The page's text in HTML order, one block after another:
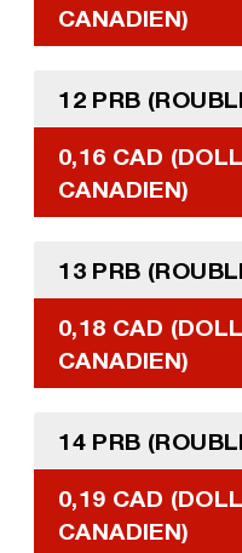
CANADIEN)
12 PRB
0,16 CAD
CANADIEN)
13 PRB
0,18 CAD
CANADIEN)
14 PRB
0,19 CAD
CANADIEN)